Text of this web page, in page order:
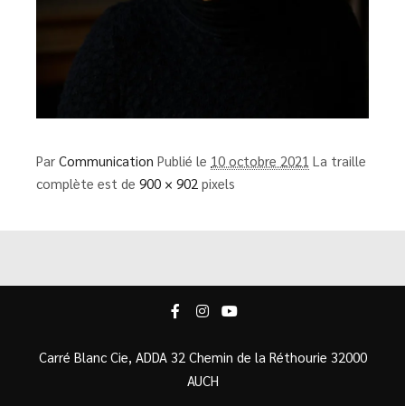
Par Communication Publié le 10 octobre 2021 La traille
complète est de 900 × 902 pixels
Carré Blanc Cie, ADDA 32 Chemin de la Réthourie 32000
AUCH